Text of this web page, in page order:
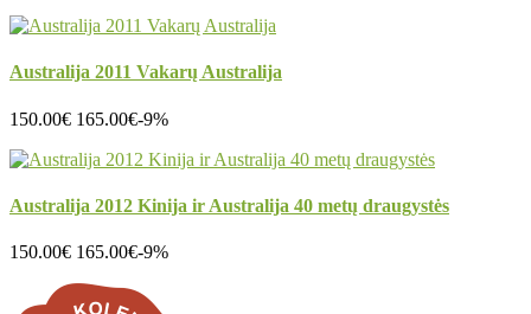
Australija 2011 Vakarų Australija
150.00€ 165.00€-9%
Australija 2012 Kinija ir Australija 40 metų draugystės
150.00€ 165.00€-9%